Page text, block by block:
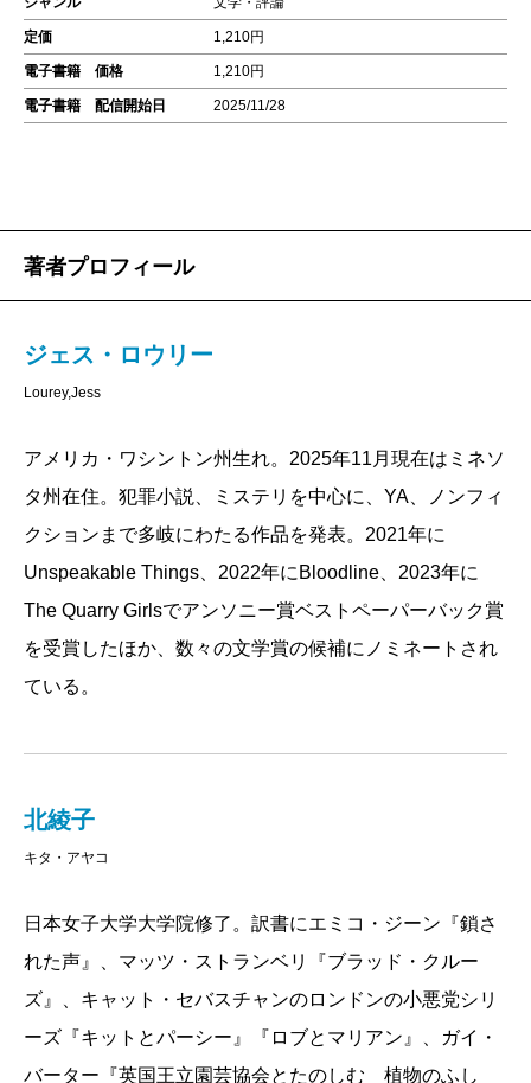
定価 1,210円
電子書籍 価格 1,210円
電子書籍 配信開始日 2025/11/28
著者プロフィール
ジェス・ロウリー
Lourey,Jess
アメリカ・ワシントン州生れ。2025年11月現在はミネソ
タ州在住。犯罪小説、ミステリを中心に、YA、ノンフィ
クションまで多岐にわたる作品を発表。2021年に
Unspeakable Things、2022年にBloodline、2023年に
The Quarry Girlsでアンソニー賞ベストペーパーバック賞
を受賞したほか、数々の文学賞の候補にノミネートされ
ている。
北綾子
キタ・アヤコ
日本女子大学大学院修了。訳書にエミコ・ジーン『鎖さ
れた声』、マッツ・ストランベリ『ブラッド・クルー
ズ』、キャット・セバスチャンのロンドンの小悪党シリ
ーズ『キットとパーシー』『ロブとマリアン』、ガイ・
バーター『英国王立園芸協会とたのしむ 植物のふし